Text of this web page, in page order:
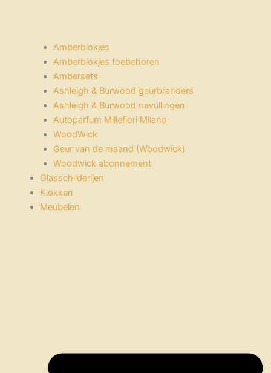
Amberblokjes
Amberblokjes toebehoren
Ambersets
Ashleigh & Burwood geurbranders
Ashleigh & Burwood navullingen
Autoparfum Millefiori Milano
WoodWick
Geur van de maand (Woodwick)
Woodwick abonnement
Glasschilderijen
Klokken
Meubelen